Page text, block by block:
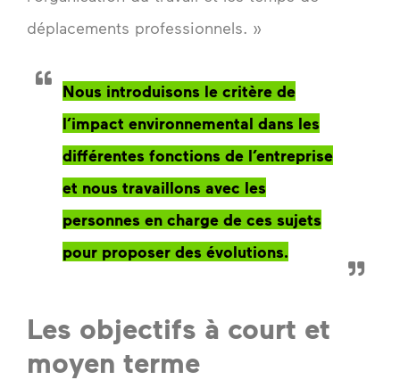
déplacements professionnels. »
Nous introduisons le critère de
l’impact environnemental dans les
différentes fonctions de l’entreprise
et nous travaillons avec les
personnes en charge de ces sujets
pour proposer des évolutions.
Les objectifs à court et
moyen terme